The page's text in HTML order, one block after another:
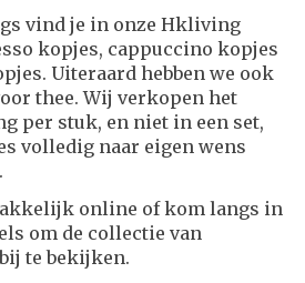
vind je in onze Hkliving
kopjes, cappuccino kopjes
Uiteraard hebben we ook
thee. Wij verkopen het
per stuk, en niet in een set,
volledig naar eigen wens
online of kom langs in
om de collectie van
te bekijken.